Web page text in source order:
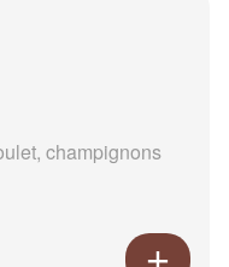
champignons